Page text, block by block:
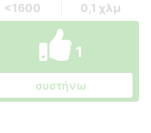
<1600 0,1 χλμ
1
συστήνω